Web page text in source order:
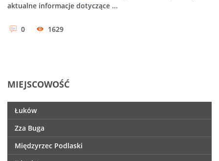
aktualne informacje dotyczące ...
0 1629
MIEJSCOWOŚĆ
Łuków
Zza Buga
Międzyrzec Podlaski